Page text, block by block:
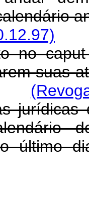
no
suas
jurídicas
último